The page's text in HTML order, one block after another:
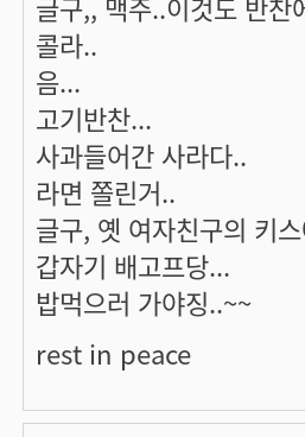
콜라..
음...
고기반찬...
사과들어간 사라다..
라면 쫄린거..
글구, 옛 여자친구의 키
갑자기 배고프당...
밥먹으러 가야징..~~
rest in peace